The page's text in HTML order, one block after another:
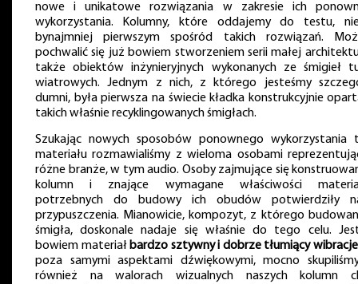
nowe i unikatowe rozwiązania w zakresie ich
wykorzystania. Kolumny, które oddajemy do testu,
bynajmniej pierwszym spośród takich rozwiązań.
pochwalić się już bowiem stworzeniem serii małej
także obiektów inżynieryjnych wykonanych ze śmigieł
wiatrowych. Jednym z nich, z którego jesteśmy
dumni, była pierwsza na świecie kładka konstrukcyjnie
takich właśnie recyklingowanych śmigłach.
Szukając nowych sposobów ponownego wykorzystania
materiału rozmawialiśmy z wieloma osobami
różne branże, w tym audio. Osoby zajmujące się
kolumn i znające wymagane właściwości
potrzebnych do budowy ich obudów potwierdziły
przypuszczenia. Mianowicie, kompozyt, z którego
śmigła, doskonale nadaje się właśnie do tego celu.
bowiem materiałbardzo sztywny i dobrze tłumiący wibracje
poza samymi aspektami dźwiękowymi, mocno
również na walorach wizualnych naszych kolumn